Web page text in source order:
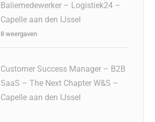
Baliemedewerker – Logistiek24 –
Capelle aan den IJssel
8 weergaven
Customer Success Manager – B2B
SaaS – The Next Chapter W&S –
Capelle aan den IJssel